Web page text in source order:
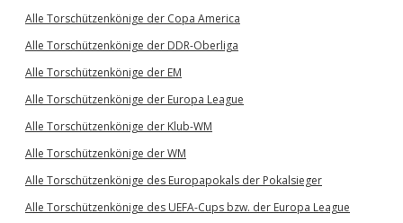
Alle Torschützenkönige der Copa America
Alle Torschützenkönige der DDR-Oberliga
Alle Torschützenkönige der EM
Alle Torschützenkönige der Europa League
Alle Torschützenkönige der Klub-WM
Alle Torschützenkönige der WM
Alle Torschützenkönige des Europapokals der Pokalsieger
Alle Torschützenkönige des UEFA-Cups bzw. der Europa League